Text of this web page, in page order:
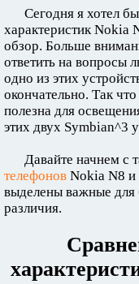
Сегодня я хотел
характеристик Nokia
обзор. Больше
ответить на вопросы
одно из этих
окончательно. Так
полезна для
этих двух Symbian^3
Давайте начнем с
телефонов Nokia N8 и
выделены важные для
различия.